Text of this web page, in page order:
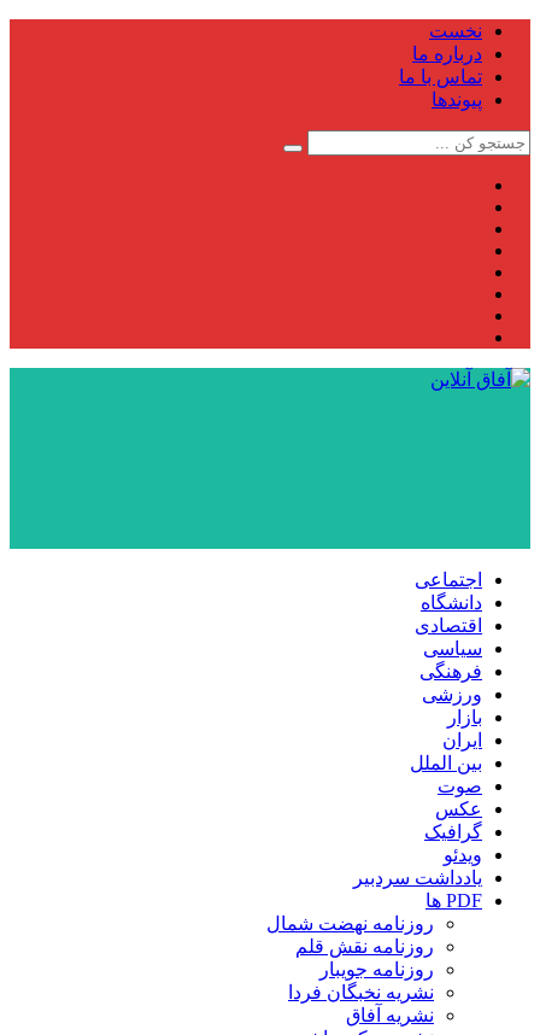
نخست
درباره ما
تماس با ما
پیوندها
اجتماعی
دانشگاه
اقتصادی
سیاسی
فرهنگی
ورزشی
بازار
ایران
بین الملل
صوت
عکس
گرافیک
ویدئو
یادداشت سردبیر
PDF ها
روزنامه نهضت شمال
روزنامه نقش قلم
روزنامه جویبار
نشریه نخبگان فردا
نشریه آفاق